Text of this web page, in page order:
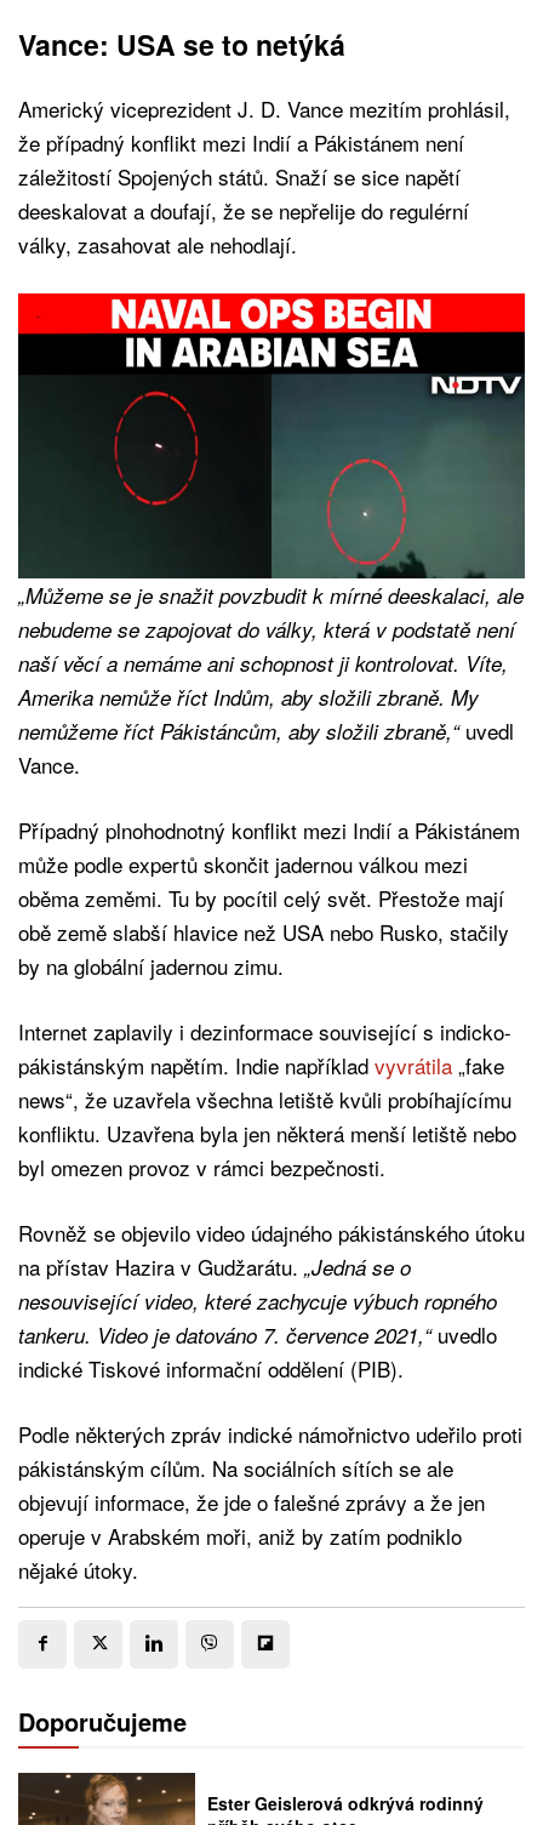
Vance: USA se to netýká
Americký viceprezident J. D. Vance mezitím prohlásil,
že případný konflikt mezi Indií a Pákistánem není
záležitostí Spojených států. Snaží se sice napětí
deeskalovat a doufají, že se nepřelije do regulérní
války, zasahovat ale nehodlají.
„Můžeme se je snažit povzbudit k mírné deeskalaci, ale
nebudeme se zapojovat do války, která v podstatě není
naší věcí a nemáme ani schopnost ji kontrolovat. Víte,
Amerika nemůže říct Indům, aby složili zbraně. My
nemůžeme říct Pákistáncům, aby složili zbraně,“uvedl
Vance.
Případný plnohodnotný konflikt mezi Indií a Pákistánem
může podle expertů skončit jadernou válkou mezi
oběma zeměmi. Tu by pocítil celý svět. Přestože mají
obě země slabší hlavice než USA nebo Rusko, stačily
by na globální jadernou zimu.
Internet zaplavily i dezinformace související s indicko-
pákistánským napětím. Indie například vyvrátila „fake
news“, že uzavřela všechna letiště kvůli probíhajícímu
konfliktu. Uzavřena byla jen některá menší letiště nebo
byl omezen provoz v rámci bezpečnosti.
Rovněž se objevilo video údajného pákistánského útoku
na přístav Hazira v Gudžarátu. „Jedná se o
nesouvisející video, které zachycuje výbuch ropného
tankeru. Video je datováno 7. července 2021,“uvedlo
indické Tiskové informační oddělení (PIB).
Podle některých zpráv indické námořnictvo udeřilo proti
pákistánským cílům. Na sociálních sítích se ale
objevují informace, že jde o falešné zprávy a že jen
operuje v Arabském moři, aniž by zatím podniklo
nějaké útoky.
Doporučujeme
Ester Geislerová odkrývá rodinný